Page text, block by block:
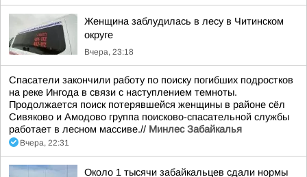
Женщина заблудилась в лесу в Читинском
округе
Вчера, 23:18
Спасатели закончили работу по поиску погибших подростков
на реке Ингода в связи с наступлением темноты.
Продолжается поиск потерявшейся женщины в районе сёл
Сивяково и Амодово группа поисково-спасательной службы
работает в лесном массиве.// Минлес Забайкалья
Вчера, 22:31
Около 1 тысячи забайкальцев сдали нормы